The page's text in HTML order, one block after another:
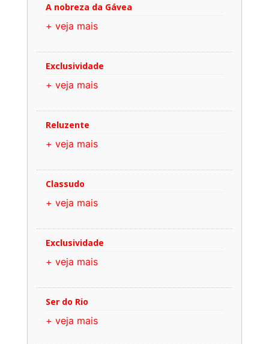
A nobreza da Gávea
+ veja mais
Exclusividade
+ veja mais
Reluzente
+ veja mais
Classudo
+ veja mais
Exclusividade
+ veja mais
Ser do Rio
+ veja mais